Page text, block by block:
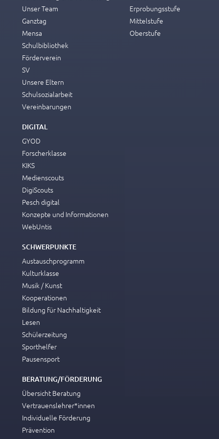
Ich habe am Pausensport
fand gut:
fand weniger gut bzw. schlecht:
Was soll sich verändern, damit ihr zum Pausensport
geht? Welche Sportgeräte fehlen euch?
Unser Team
Ganztag
Mensa
Schulbibliothek
Förderverein
SV
Unsere Eltern
Schulsozialarbeit
Vereinbarungen
Erprobungsstufe
Mittelstufe
Oberstufe
DIGITAL
GYOD
Forscherklasse
KIKS
Medienscouts
DigiScouts
Pesch digital
Konzepte und Informationen
WebUntis
SCHWERPUNKTE
Austauschprogramm
Kulturklasse
Musik / Kunst
Kooperationen
Bildung für Nachhaltigkeit
Lesen
Schülerzeitung
Sporthelfer
Pausensport
BERATUNG/FÖRDERUNG
Übersicht Beratung
Vertrauenslehrer*innen
Individuelle Förderung
Prävention